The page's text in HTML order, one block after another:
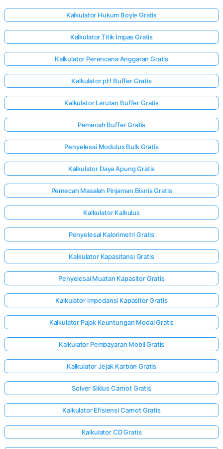
Kalkulator Hukum Boyle Gratis
Kalkulator Titik Impas Gratis
Kalkulator Perencana Anggaran Gratis
Kalkulator pH Buffer Gratis
Kalkulator Larutan Buffer Gratis
Pemecah Buffer Gratis
Penyelesai Modulus Bulk Gratis
Kalkulator Daya Apung Gratis
Pemecah Masalah Pinjaman Bisnis Gratis
Kalkulator Kalkulus
Penyelesai Kalorimetri Gratis
Kalkulator Kapasitansi Gratis
Penyelesai Muatan Kapasitor Gratis
Kalkulator Impedansi Kapasitor Gratis
Kalkulator Pajak Keuntungan Modal Gratis
Kalkulator Pembayaran Mobil Gratis
Kalkulator Jejak Karbon Gratis
Solver Siklus Carnot Gratis
Kalkulator Efisiensi Carnot Gratis
Kalkulator CD Gratis